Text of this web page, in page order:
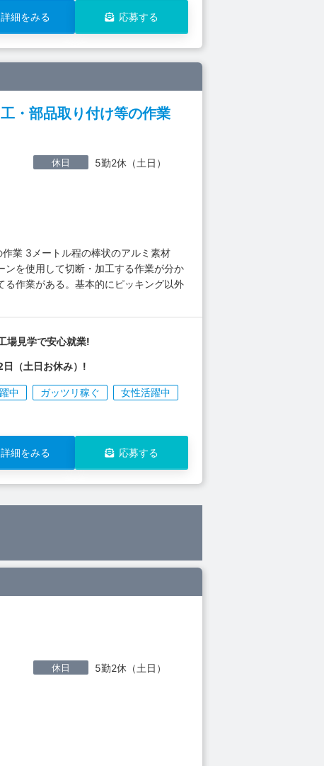
詳細をみる 応募する
・部品取り付け等の作業
休日 5勤2休（土日）
業 3メートル程の棒状のアルミ素材
ンを使用して切断・加工する作業が分か
作業がある。基本的にピッキング以外
場見学で安心就業!
日（土日お休み）!
中 ガッツリ稼ぐ
女性活躍中
詳細をみる 応募する
休日 5勤2休（土日）